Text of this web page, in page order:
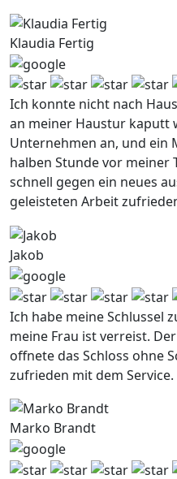
Klaudia Fertig
Ich konnte nicht nach
an meiner Haustur kaputt
Unternehmen an, und ein
halben Stunde vor meiner
schnell gegen ein neues
geleisteten Arbeit
Jakob
Ich habe meine Schlussel
meine Frau ist verreist.
offnete das Schloss ohne
zufrieden mit dem Service.
Marko Brandt